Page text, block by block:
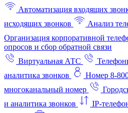
Автоматизация входящих
исходящих звонков
Анализ
Организация корпоративной
опросов и сбор обратной связи
Виртуальная АТС
аналитика звонков
Номер 8-
многоканальный номер
и аналитика звонков
IP-